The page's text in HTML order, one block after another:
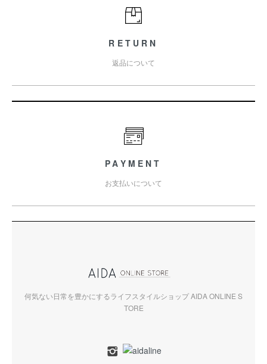
RETURN
返品について
PAYMENT
お支払いについて
何気ない日常を豊かにするライフスタイルショップ AIDA ONLINE S
TORE